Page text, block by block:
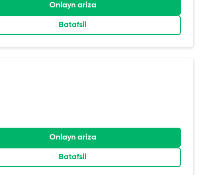
Onlayn ariza
Batafsil
Onlayn ariza
Batafsil